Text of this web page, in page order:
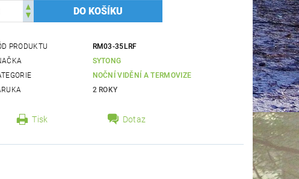
PRODUKTU
RM03-35LRF
SYTONG
NOČNÍ VIDĚNÍ A TERMOVIZE
2 ROKY
Tisk Dotaz